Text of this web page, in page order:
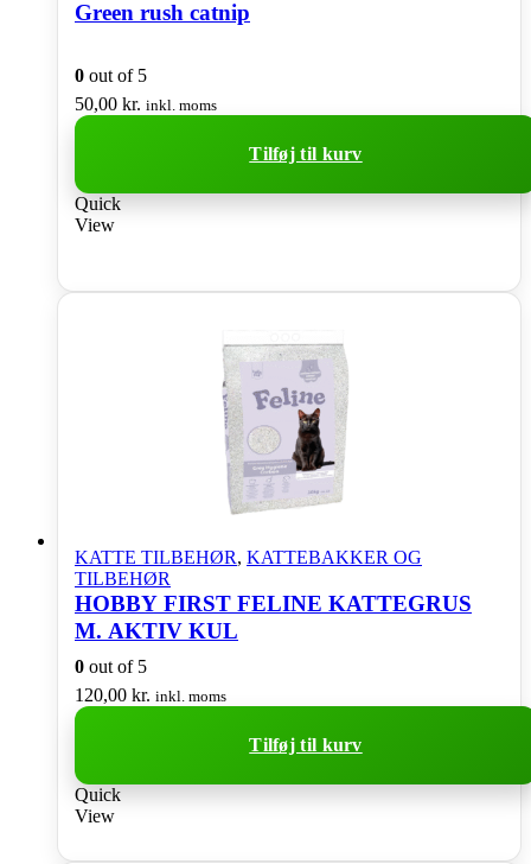
Green rush catnip
0 out of 5
50,00 kr. inkl. moms
Tilføj til kurv
Quick
View
KATTE TILBEHØR, KATTEBAKKER OG
TILBEHØR
HOBBY FIRST FELINE KATTEGRUS
M. AKTIV KUL
0 out of 5
120,00 kr. inkl. moms
Tilføj til kurv
Quick
View